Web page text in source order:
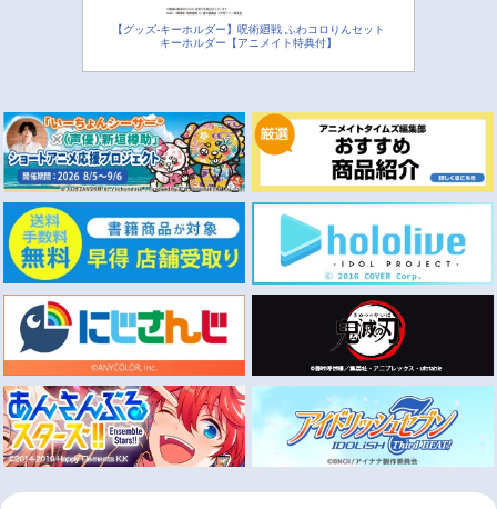
【グッズ-キーホルダー】呪術廻戦 ふわコロりんセット
キーホルダー【アニメイト特典付】